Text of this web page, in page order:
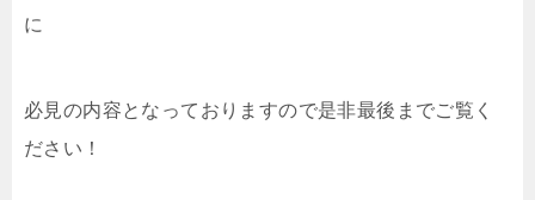
に
必見の内容となっておりますので是非最後までご覧く
ださい！